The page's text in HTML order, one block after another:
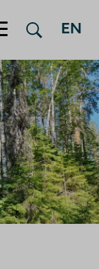
EN